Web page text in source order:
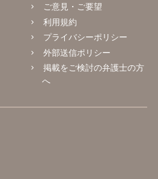
ご意見・ご要望
利用規約
プライバシーポリシー
外部送信ポリシー
掲載をご検討の弁護士の方
へ